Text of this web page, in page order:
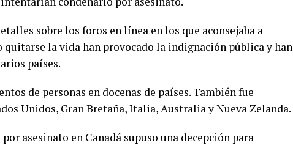
sobre los foros en línea en los que aconsejaba a
quitarse la vida han provocado la indignación pública y han
países.
de personas en docenas de países. También fue
Unidos, Gran Bretaña, Italia, Australia y Nueva Zelanda.
asesinato en Canadá supuso una decepción para